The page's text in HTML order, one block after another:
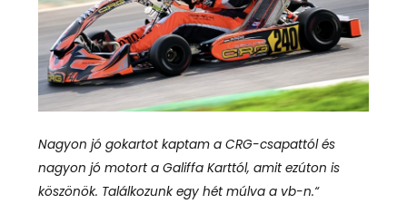
Nagyon jó gokartot kaptam a CRG-csapattól és
nagyon jó motort a Galiffa Karttól, amit ezúton is
köszönök. Találkozunk egy hét múlva a vb-n.“